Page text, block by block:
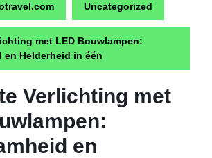
Uncategorized
met LED Bouwlampen:
en Helderheid in één
Verlichting met
en